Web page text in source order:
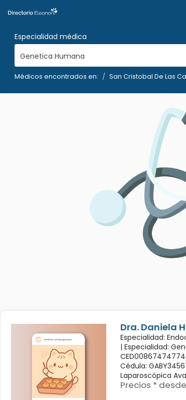
Especialidad médica
Genetica Humana
Médicos encontrados en: San Cristobal De Las
Dra. Daniela
Especialidad:
| Especialidad:
Cédula:
Laparoscópica
Precios * desde